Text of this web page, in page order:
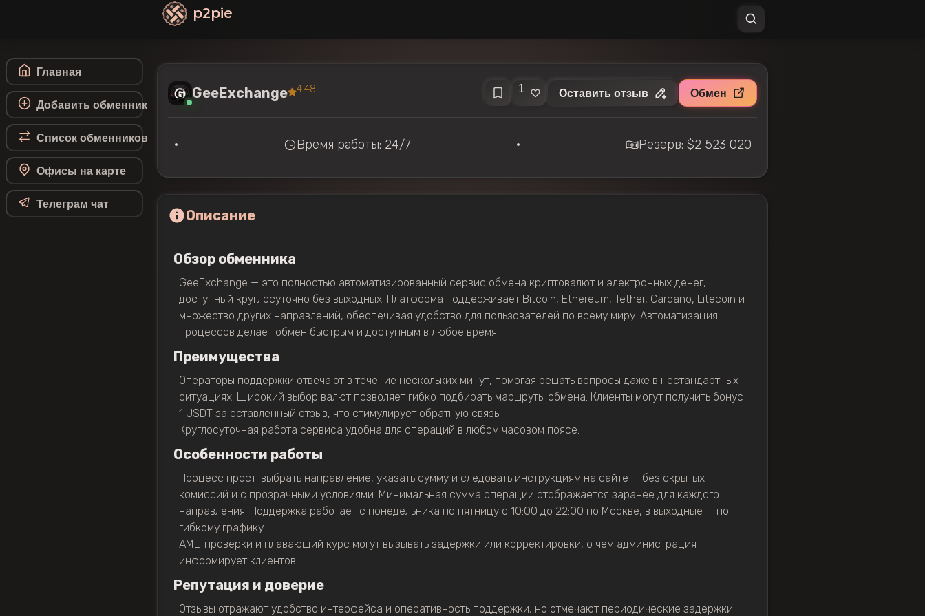
Главная
Добавить обменник
Список обменников
Офисы на карте
Телеграм чат
p2pie
GeeExchange 4.48 1 Оставить отзыв Обмен
• Время работы: 24/7 • Резерв: $2 523 020
Описание
Обзор обменника
GeeExchange — это полностью автоматизированный сервис обмена криптовалют и электронных денег,
доступный круглосуточно без выходных. Платформа поддерживает Bitcoin, Ethereum, Tether, Cardano, Litecoin и
множество других направлений, обеспечивая удобство для пользователей по всему миру. Автоматизация
процессов делает обмен быстрым и доступным в любое время.
Преимущества
Операторы поддержки отвечают в течение нескольких минут, помогая решать вопросы даже в нестандартных
ситуациях. Широкий выбор валют позволяет гибко подбирать маршруты обмена. Клиенты могут получить бонус
1 USDT за оставленный отзыв, что стимулирует обратную связь.
Круглосуточная работа сервиса удобна для операций в любом часовом поясе.
Особенности работы
Процесс прост: выбрать направление, указать сумму и следовать инструкциям на сайте — без скрытых
комиссий и с прозрачными условиями. Минимальная сумма операции отображается заранее для каждого
направления. Поддержка работает с понедельника по пятницу с 10:00 до 22:00 по Москве, в выходные — по
гибкому графику.
AML-проверки и плавающий курс могут вызывать задержки или корректировки, о чём администрация
информирует клиентов.
Репутация и доверие
Отзывы отражают удобство интерфейса и оперативность поддержки, но отмечают периодические задержки